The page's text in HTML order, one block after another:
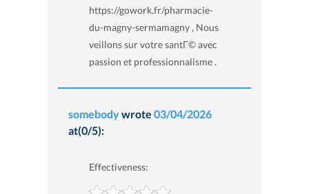
https://gowork.fr/pharmacie-
du-magny-sermamagny , Nous
veillons sur votre santГ© avec
passion et professionnalisme .
somebodywrote 03/04/2026
at(0/5):
Effectiveness: